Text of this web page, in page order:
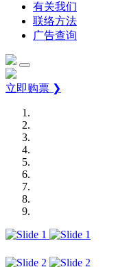
有关我们
联络方法
广告查询
立即购票 ❯